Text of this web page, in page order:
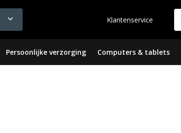
Klantenservice
Persoonlijke verzorging Computers & tablets